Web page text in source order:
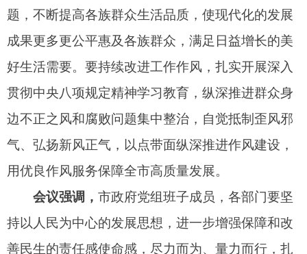
实办好十件民生实事，着力解决群众急难愁盼，让
高质量发展成果更好惠及全市各族群众。立足全市
实际，全力以赴解决就业、养老、教育、医疗、住
房等关键领域群众“急难愁盼”问题，全面推动民生
政策落实的监督检查力度，抢抓“十五五”规划编
制，谋划储备一批民生领域的重要事项、重大项
目，争取上级政策支持。
出 席：薛理升、塔力甫江·阿布都克热木、阿